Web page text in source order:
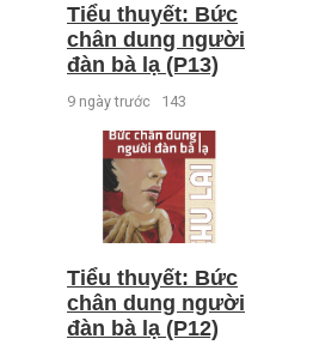
Tiểu thuyết: Bức
chân dung người
đàn bà lạ (P13)
9 ngày trước 143
Tiểu thuyết: Bức
chân dung người
đàn bà lạ (P12)